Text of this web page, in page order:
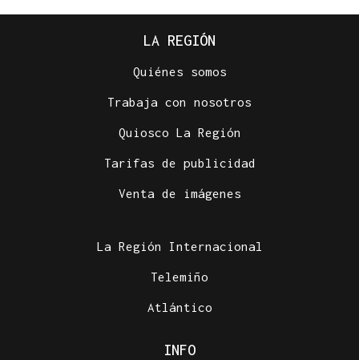
LA REGIÓN
Quiénes somos
Trabaja con nosotros
Quiosco La Región
Tarifas de publicidad
Venta de imágenes
La Región Internacional
Telemiño
Atlántico
INFO